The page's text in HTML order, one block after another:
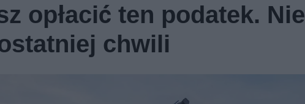
opłacić ten podatek. Nie
chwili